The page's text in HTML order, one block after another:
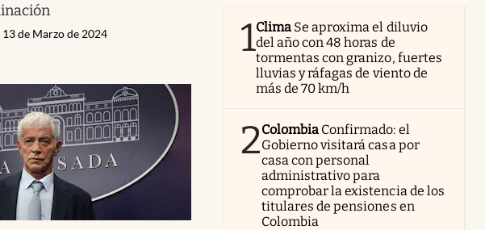
13 de Marzo de 2024 1Clima Se aproxima el diluvio
del año con 48 horas de
tormentas con granizo, fuertes
lluvias y ráfagas de viento de
más de 70 km/h
2Colombia Confirmado: el
Gobierno visitará casa por
casa con personal
administrativo para
comprobar la existencia de los
titulares de pensiones en
Colombia